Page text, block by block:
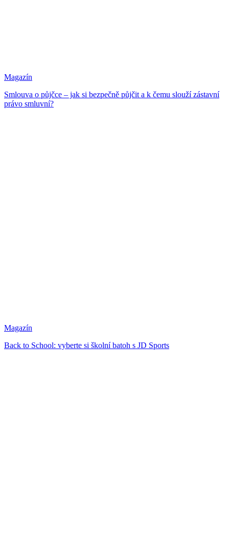
Magazín
Smlouva o půjčce – jak si bezpečně půjčit a k čemu slouží zástavní
právo smluvní?
Magazín
Back to School: vyberte si školní batoh s JD Sports